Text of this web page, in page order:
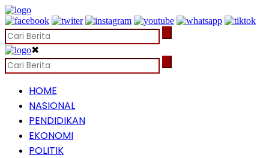
✖
HOME
NASIONAL
PENDIDIKAN
EKONOMI
POLITIK